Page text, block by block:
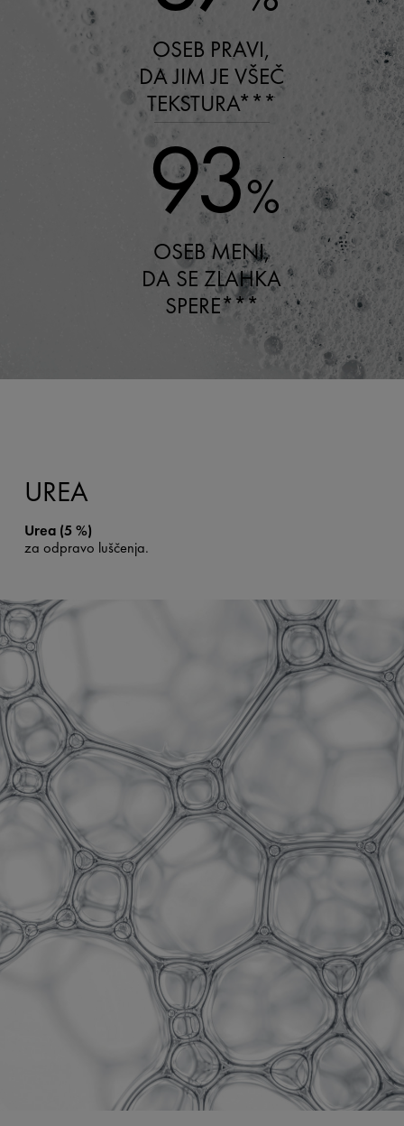
OSEB PRAVI,
DA JIM JE VŠEČ
TEKSTURA***
93%
OSEB MENI,
DA SE ZLAHKA
SPERE***
UREA
Urea (5 %)
za odpravo luščenja.